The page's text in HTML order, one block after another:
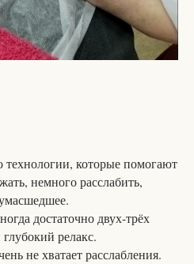
которые помогают
немного расслабить,
достаточно двух-трёх
релакс.
не хватает расслабления.